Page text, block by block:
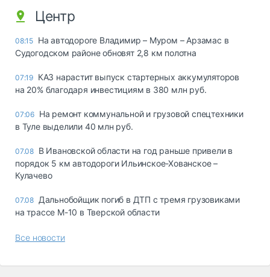
Центр
08:15 На автодороге Владимир – Муром – Арзамас в
Судогодском районе обновят 2,8 км полотна
07:19 КАЗ нарастит выпуск стартерных аккумуляторов
на 20% благодаря инвестициям в 380 млн руб.
07:06 На ремонт коммунальной и грузовой спецтехники
в Туле выделили 40 млн руб.
07.08 В Ивановской области на год раньше привели в
порядок 5 км автодороги Ильинское-Хованское –
Кулачево
07.08 Дальнобойщик погиб в ДТП с тремя грузовиками
на трассе М-10 в Тверской области
Все новости